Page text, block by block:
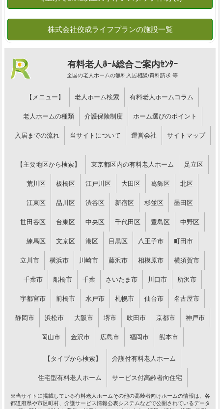
有料老人ﾎｰﾑ総合ご案内ｾﾝﾀｰ
全国の老人ホームの無料入居相談/資料請求 等
【メニュー】 老人ホーム検索 有料老人ホームコラム
老人ホームの種類 介護保険制度 ホーム選びのポイント
入居までの流れ 当サイトについて 運営会社 サイトマップ
【主要地区から検索】 東京都区内の有料老人ホーム 足立区
荒川区 板橋区 江戸川区 大田区 葛飾区 北区
江東区 品川区 渋谷区 新宿区 杉並区 墨田区
世田谷区 台東区 中央区 千代田区 豊島区 中野区
練馬区 文京区 港区 目黒区 八王子市 町田市
立川市 横浜市 川崎市 藤沢市 相模原市 横須賀市
千葉市 船橋市 千葉 さいたま市 川口市 所沢市
宇都宮市 前橋市 水戸市 札幌市 仙台市 名古屋市
静岡市 浜松市 大阪市 堺市 吹田市 京都市 神戸市
岡山市 金沢市 広島市 福岡市 熊本市
【タイプから検索】 介護付有料老人ホーム
住宅型有料老人ホーム サービス付高齢者向住宅
※当サイトに掲載している有料老人ホームその他の高齢者向けホームの情報は、各
都道府県や市区町村、介護サービス情報公表システムなどで公開されているデータ